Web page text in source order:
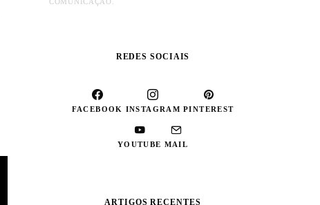
REDES SOCIAIS
FACEBOOK INSTAGRAM PINTEREST
YOUTUBE MAIL
ARTIGOS RECENTES